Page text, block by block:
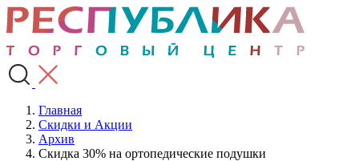
Главная
Скидки и Акции
Архив
Скидка 30% на ортопедические подушки